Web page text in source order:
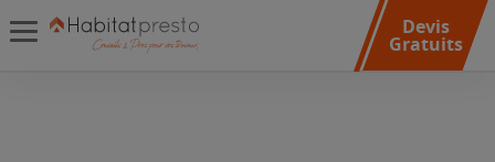
Devis
Gratuits